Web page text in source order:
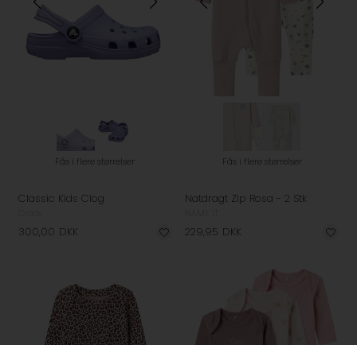
Fås i flere størrelser
Classic Kids Clog
300,00 DKK
Fås i flere størrelser
Natdragt Zip Rosa - 2 Stk
229,95 DKK